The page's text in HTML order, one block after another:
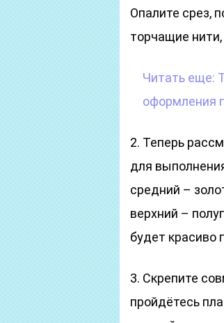
Опалите срез,
торчащие
Читать еще:
оформления
2. Теперь
для
средний –
верхний –
будет красиво
3. Скрепите
пройдётесь